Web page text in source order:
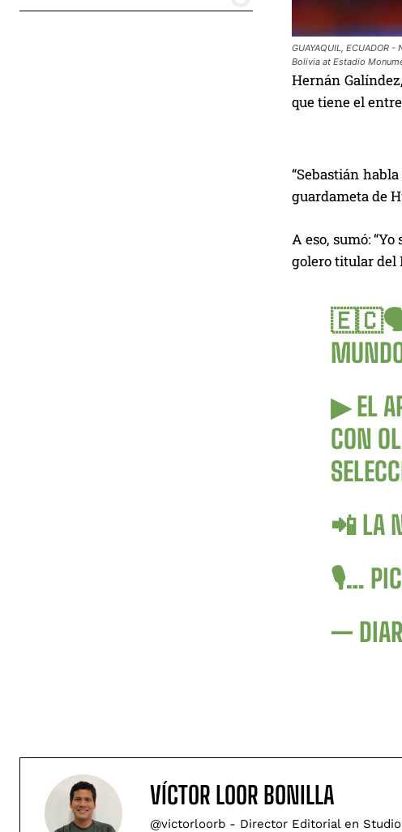
GUAYAQUIL, ECUADOR
Bolivia at Estadio
Hernán
que tiene el
“Sebastián
guardameta de
A eso, sumó:
golero titular del
🇪🇨🗣
▶ EL
CON
📲 LA
🎙…
—
VÍCTOR LOOR BONILLA
@victorloorb - Director Editorial en